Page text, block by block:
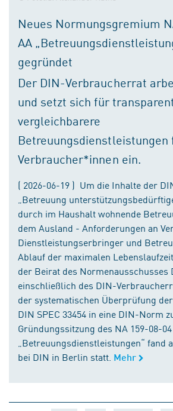
Neues Normungsgremium
AA
gegründet
Der DIN-Verbraucherrat
und setzt sich für
vergleichbarere
Betreuungsdienstleistungen
Verbraucher*innen ein.
( 2026-06-19 ) Um die Inhalte der
„Betreuung
durch im Haushalt wohnende
dem Ausland - Anforderungen an
Dienstleistungserbringer und
Ablauf der maximalen
der Beirat des Normenausschusses
einschließlich des DIN-
der systematischen Überprüfung
DIN SPEC 33454 in eine DIN-Norm
Gründungssitzung des NA 159-08-
„Betreuungsdienstleistungen“ fand
bei DIN in Berlin statt. Mehr